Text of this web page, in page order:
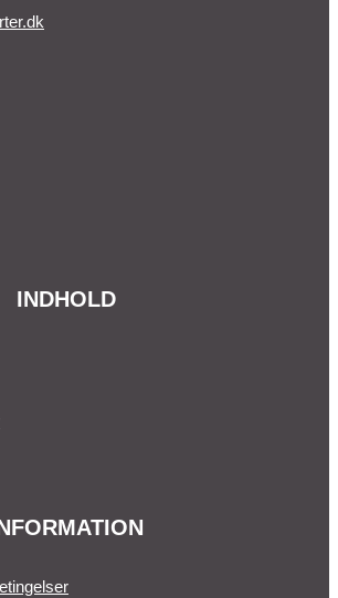
INDHOLD